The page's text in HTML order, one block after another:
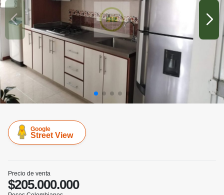
Google
Street View
Precio de venta
$205.000.000